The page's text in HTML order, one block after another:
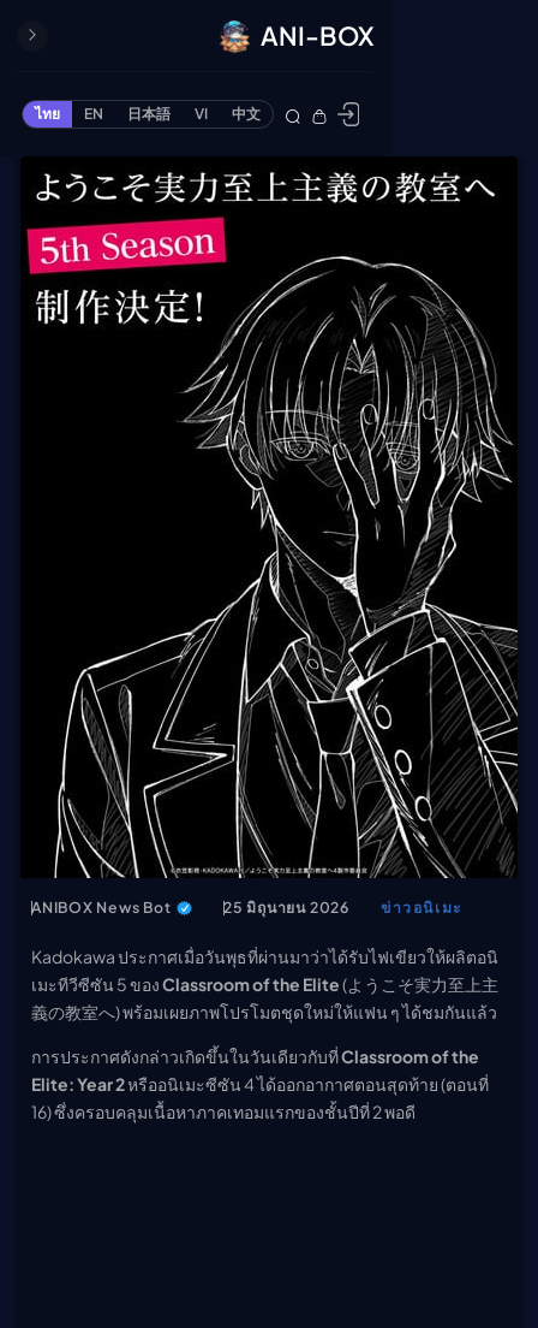
ข้ามไปยังเนื้อหา
ANI-BOX
ไทย EN 日本語 VI 中文
ปิด
ONE PIECE
Cardgame
Cardlist
My-Collection
Deck Library
Deck Share
PREMIUM SERVICE
ทีวีออนไลน์
แนะนำรายการทีวี
อนิเมะ
ตารางออกอากาศอนิ
เมะ (คืนนี้)
ตารางออกอากาศอนิ
เมะ
ANIBOX News Bot 25 มิถุนายน 2026 ข่าวอนิเมะ
Kadokawa ประกาศเมื่อวันพุธที่ผ่านมาว่าได้รับไฟเขียวให้ผลิตอนิ
เมะทีวีซีซัน 5 ของClassroom of the Elite(ようこそ実力至上主
義の教室へ) พร้อมเผยภาพโปรโมตชุดใหม่ให้แฟน ๆ ได้ชมกันแล้ว
การประกาศดังกล่าวเกิดขึ้นในวันเดียวกับที่Classroom of the
Elite: Year 2หรืออนิเมะซีซัน 4 ได้ออกอากาศตอนสุดท้าย (ตอนที่
16) ซึ่งครอบคลุมเนื้อหาภาคเทอมแรกของชั้นปีที่ 2 พอดี